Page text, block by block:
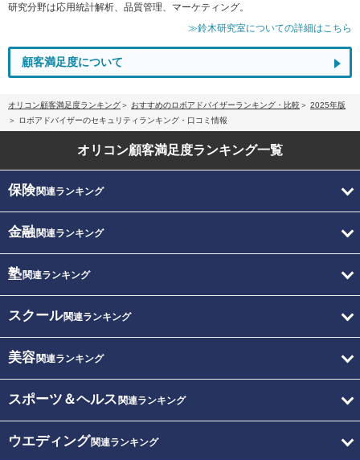
研究分野は応用統計解析、品質管理、マーケティング。
≫鈴木研究室についての詳細はこちら
顧客満足度について
オリコン顧客満足度ランキング おすすめのロボアドバイザーランキング・比較
2025年版
ロボアドバイザーのセキュリティランキング・口コミ情報
オリコン顧客満足度ランキング一覧
保険関連ランキング
金融関連ランキング
塾関連ランキング
スクール関連ランキング
美容関連ランキング
スポーツ＆ヘルス 関連ランキング
ウエディング関連ランキング